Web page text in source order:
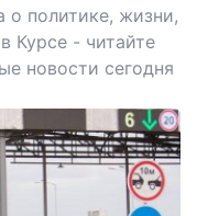
о политике, жизни,
Курсе - читайте
новости сегодня